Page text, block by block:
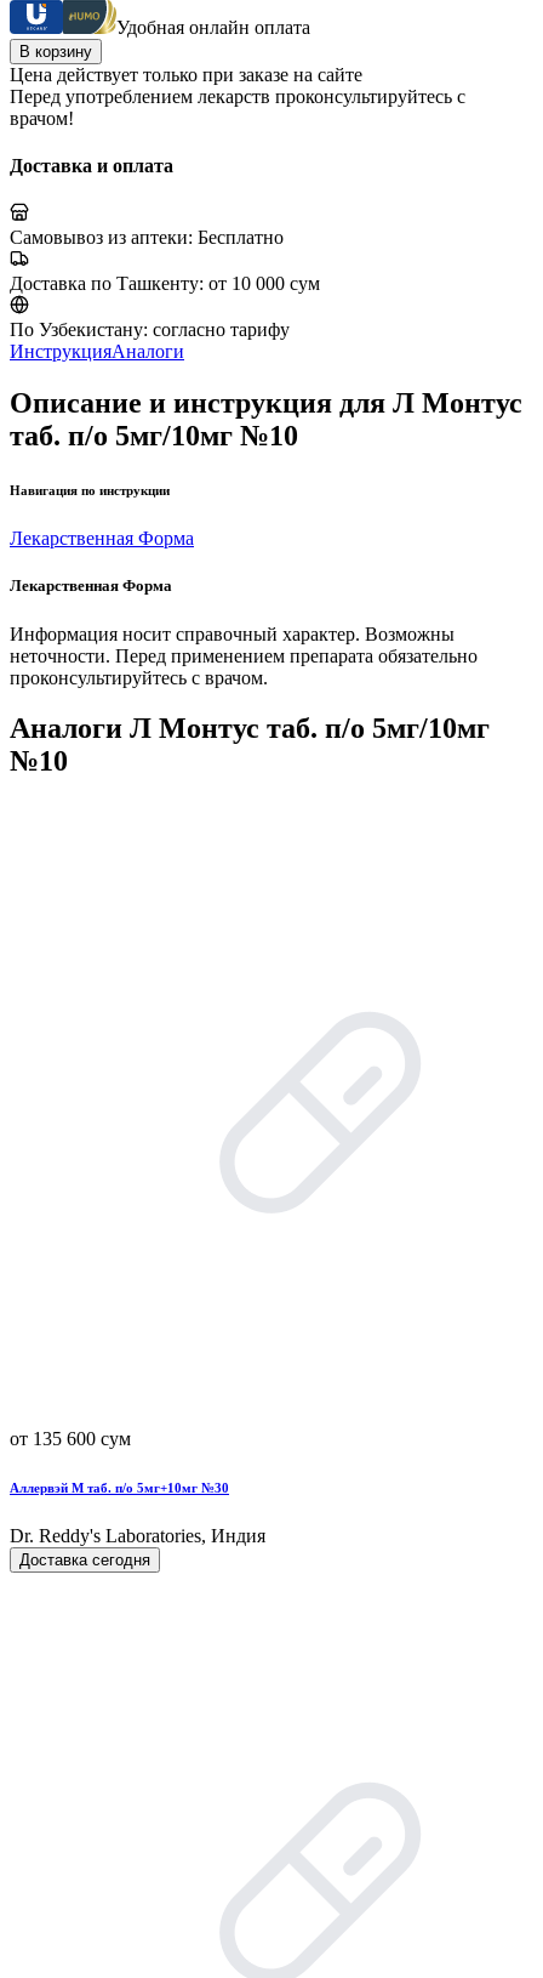
Удобная онлайн оплата
В корзину
Цена действует только при заказе на сайте
Перед употреблением лекарств проконсультируйтесь с
врачом!
Доставка и оплата
Самовывоз из аптеки: Бесплатно
Доставка по Ташкенту: от 10 000 сум
По Узбекистану: согласно тарифу
ИнструкцияАналоги
Описание и инструкция для Л Монтус
таб. п/о 5мг/10мг №10
Навигация по инструкции
Лекарственная Форма
Лекарственная Форма
Информация носит справочный характер. Возможны
неточности. Перед применением препарата обязательно
проконсультируйтесь с врачом.
Аналоги Л Монтус таб. п/о 5мг/10мг
№10
от 135 600 сум
Аллервэй М таб. п/о 5мг+10мг №30
Dr. Reddy's Laboratories, Индия
Доставка сегодня